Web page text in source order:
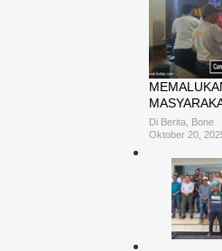
Di Berita, Bone
Oktober 20,